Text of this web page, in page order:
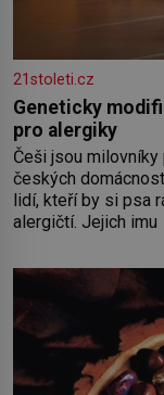
21stoleti.cz
Geneticky
pro alergiky
Češi jsou
českých
lidí, kteří by si psa
alergičtí. Jejich imu